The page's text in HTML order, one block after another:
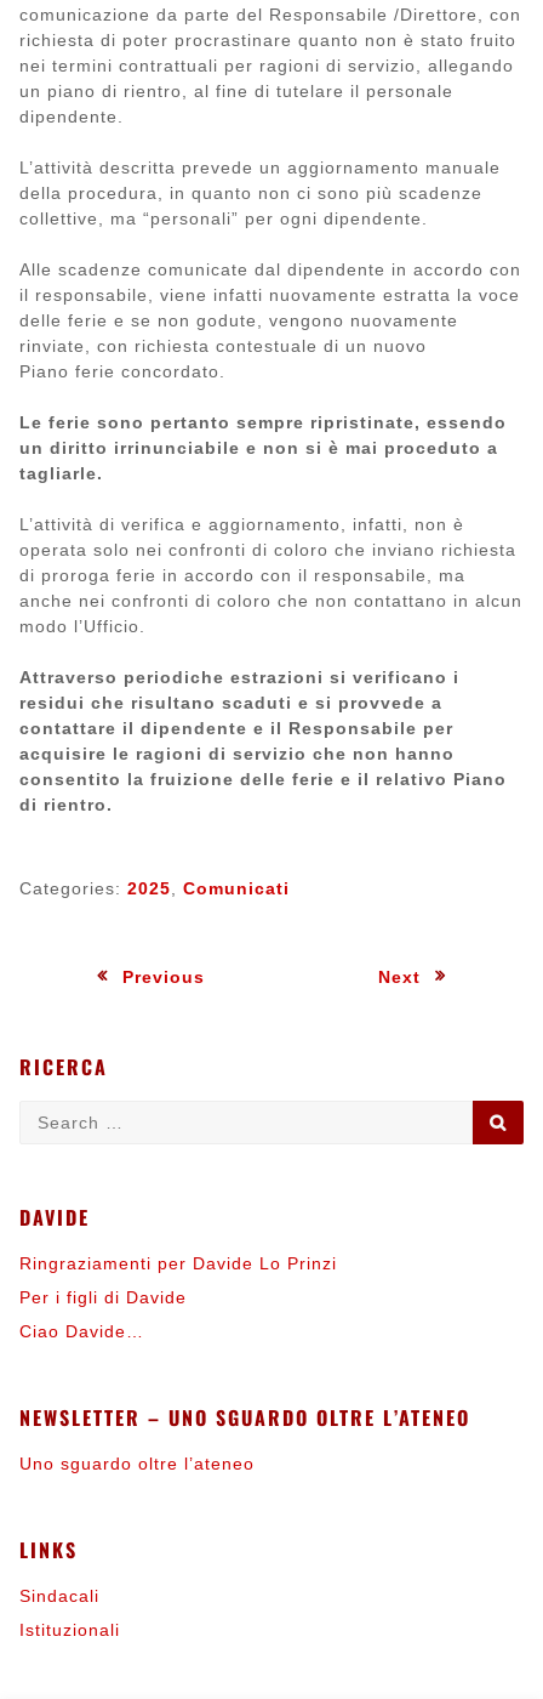
comunicazione da parte del Responsabile /Direttore, con
richiesta di poter procrastinare quanto non è stato fruito
nei termini contrattuali per ragioni di servizio, allegando
un piano di rientro, al fine di tutelare il personale
dipendente.
L’attività descritta prevede un aggiornamento manuale
della procedura, in quanto non ci sono più scadenze
collettive, ma “personali” per ogni dipendente.
Alle scadenze comunicate dal dipendente in accordo con
il responsabile, viene infatti nuovamente estratta la voce
delle ferie e se non godute, vengono nuovamente
rinviate, con richiesta contestuale di un nuovo
Piano ferie concordato.
Le ferie sono pertanto sempre ripristinate, essendo
un diritto irrinunciabile e non si è mai proceduto a
tagliarle.
L’attività di verifica e aggiornamento, infatti, non è
operata solo nei confronti di coloro che inviano richiesta
di proroga ferie in accordo con il responsabile, ma
anche nei confronti di coloro che non contattano in alcun
modo l’Ufficio.
Attraverso periodiche estrazioni si verificano i
residui che risultano scaduti e si provvede a
contattare il dipendente e il Responsabile per
acquisire le ragioni di servizio che non hanno
consentito la fruizione delle ferie e il relativo Piano
di rientro.
Categories: 2025 Comunicati
Navigazione
Previous Next:
RICERCA
DAVIDE
Ringraziamenti per Davide Lo Prinzi
Per i figli di Davide
Ciao Davide…
NEWSLETTER – UNO SGUARDO OLTRE L’ATENEO
Uno sguardo oltre l’ateneo
LINKS
Sindacali
Istituzionali